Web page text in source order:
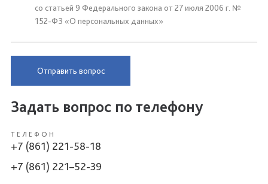
со статьей 9 Федерального закона от 27 июля 2006 г. №
152-ФЗ «О персональных данных»
Отправить вопрос
Задать вопрос по телефону
ТЕЛЕФОН
+7 (861) 221-58-18
+7 (861) 221–52-39